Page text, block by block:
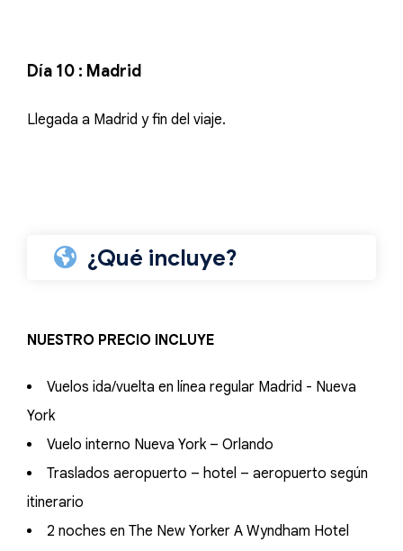
Día 10 : Madrid
Llegada a Madrid y fin del viaje.
¿Qué incluye?
NUESTRO PRECIO INCLUYE
Vuelos ida/vuelta en línea regular Madrid - Nueva
York
Vuelo interno Nueva York – Orlando
Traslados aeropuerto – hotel – aeropuerto según
itinerario
2 noches en The New Yorker A Wyndham Hotel